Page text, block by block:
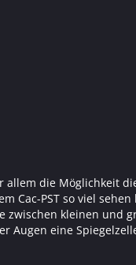
die Möglichkeit
Cac-PST so viel
kleinen und
Augen eine